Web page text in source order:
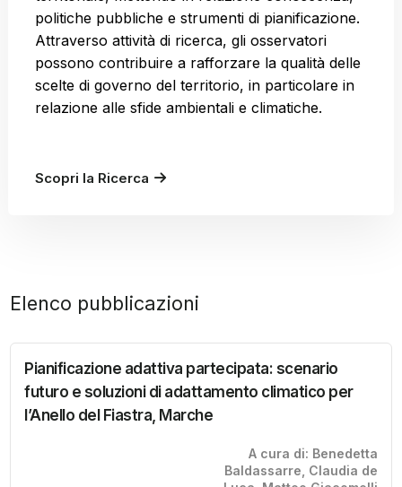
politiche pubbliche e strumenti di pianificazione.
Attraverso attività di ricerca, gli osservatori
possono contribuire a rafforzare la qualità delle
scelte di governo del territorio, in particolare in
relazione alle sfide ambientali e climatiche.
Scopri la Ricerca
Elenco pubblicazioni
Pianificazione adattiva partecipata: scenario
futuro e soluzioni di adattamento climatico per
l’Anello del Fiastra, Marche
A cura di: Benedetta
Baldassarre, Claudia de